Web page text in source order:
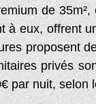
de
à eux, offrent
proposent
privés
par nuit, selon